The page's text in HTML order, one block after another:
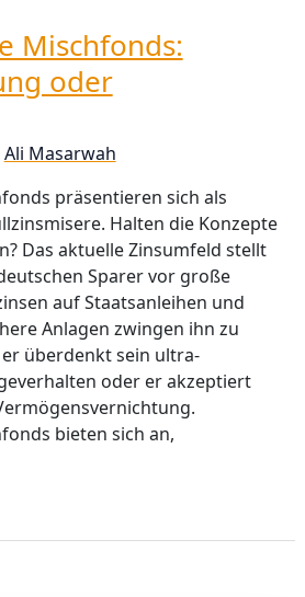
Mischfonds:
oder
Ali Masarwah
präsentieren sich als
Halten die Konzepte
Das aktuelle Zinsumfeld stellt
Sparer vor große
auf Staatsanleihen und
Anlagen zwingen ihn zu
überdenkt sein ultra-
oder er akzeptiert
bieten sich an,